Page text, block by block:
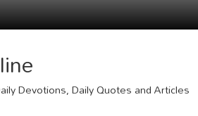
Devotions, Daily Quotes and Articles